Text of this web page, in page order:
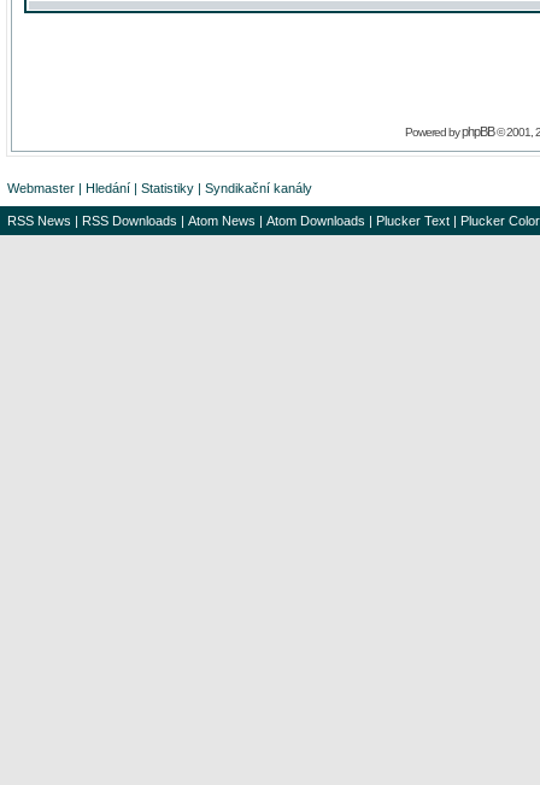
Powered byphpBB© 2001,
Webmaster | Hledání | Statistiky | Syndikační kanály
RSS News | RSS Downloads | Atom News | Atom Downloads | Plucker Text | Plucker Color